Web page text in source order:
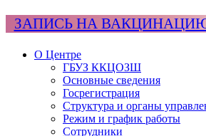
ЗАПИСЬ НА ВАКЦИНАЦИЮ
О Центре
ГБУЗ ККЦОЗШ
Основные сведения
Госрегистрация
Структура и органы
Режим и график работы
Сотрудники